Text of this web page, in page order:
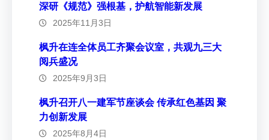
深研《规范》强根基，护航智能新发展
2025年11月3日
枫升在连全体员工齐聚会议室，共观九三大
阅兵盛况
2025年9月3日
枫升召开八一建军节座谈会 传承红色基因 聚
力创新发展
2025年8月4日